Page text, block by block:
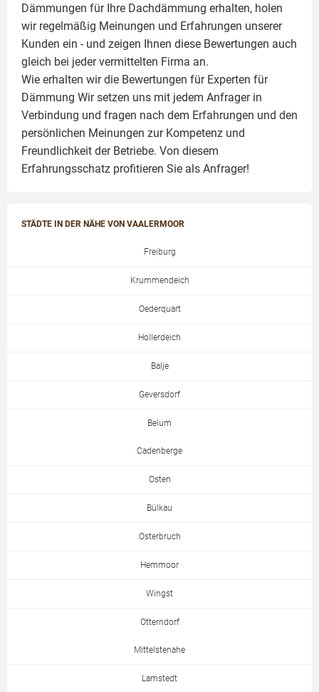
Dämmungen für Ihre Dachdämmung erhalten, holen
wir regelmäßig Meinungen und Erfahrungen unserer
Kunden ein - und zeigen Ihnen diese Bewertungen auch
gleich bei jeder vermittelten Firma an.
Wie erhalten wir die Bewertungen für Experten für
Dämmung Wir setzen uns mit jedem Anfrager in
Verbindung und fragen nach dem Erfahrungen und den
persönlichen Meinungen zur Kompetenz und
Freundlichkeit der Betriebe. Von diesem
Erfahrungsschatz profitieren Sie als Anfrager!
STÄDTE IN DER NÄHE VON VAALERMOOR
Freiburg
Krummendeich
Oederquart
Hollerdeich
Balje
Geversdorf
Belum
Cadenberge
Osten
Bülkau
Osterbruch
Hemmoor
Wingst
Otterndorf
Mittelstenahe
Lamstedt